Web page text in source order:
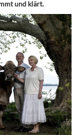
und klärt.